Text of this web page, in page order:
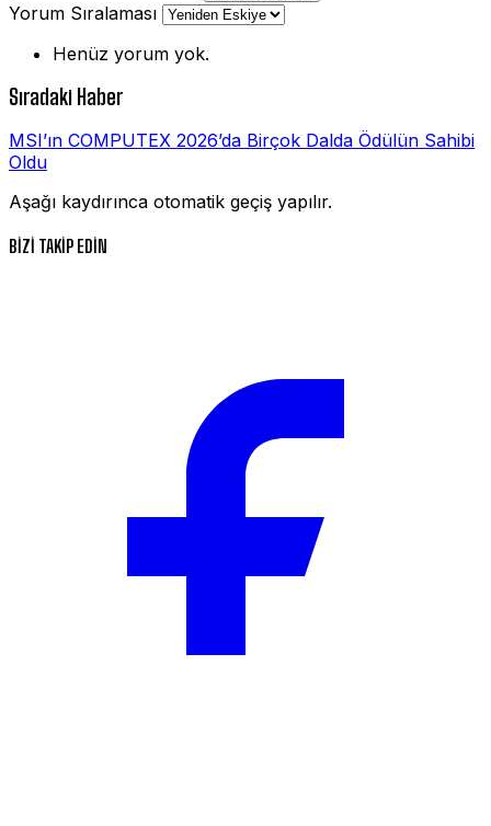
Yorum Sıralaması
Henüz yorum yok.
Sıradaki Haber
MSI’ın COMPUTEX 2026’da Birçok Dalda Ödülün Sahibi
Oldu
Aşağı kaydırınca otomatik geçiş yapılır.
BİZİ TAKİP EDİN